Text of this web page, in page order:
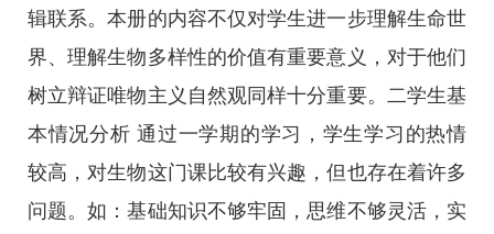
辑联系。本册的内容不仅对学生进一步理解生命世
界、理解生物多样性的价值有重要意义，对于他们
树立辩证唯物主义自然观同样十分重要。二学生基
本情况分析 通过一学期的学习，学生学习的热情
较高，对生物这门课比较有兴趣，但也存在着许多
问题。如：基础知识不够牢固，思维不够灵活，实